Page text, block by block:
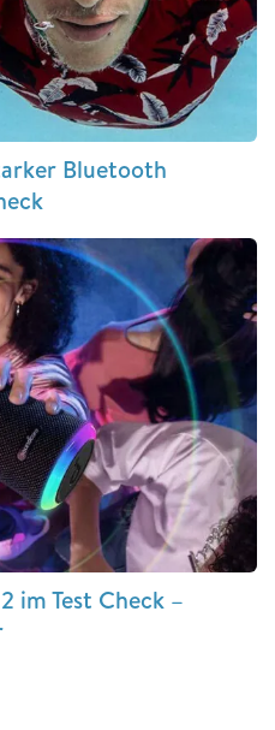
Bluetooth
im Test Check –